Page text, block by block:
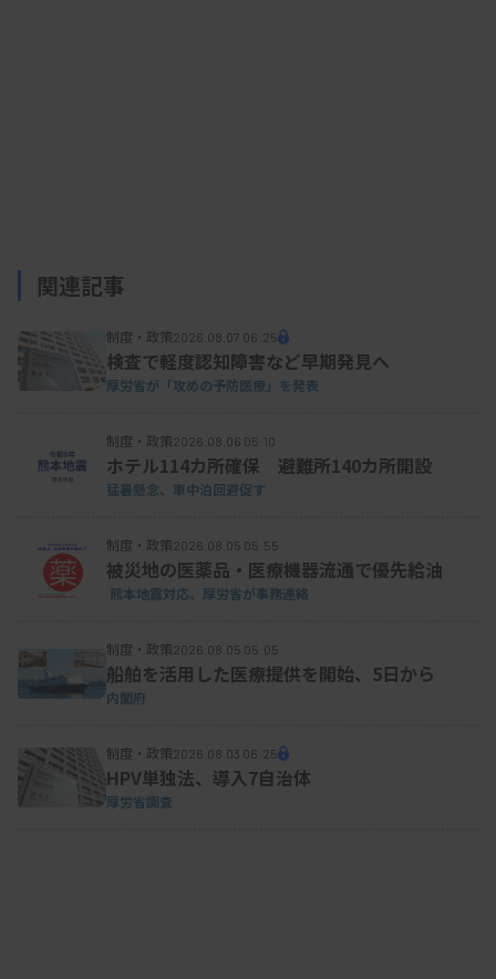
関連記事
制度・政策2026.08.07 06:25
検査で軽度認知障害など早期発見へ
厚労省が「攻めの予防医療」を発表
制度・政策2026.08.06 05:10
ホテル114カ所確保 避難所140カ所開設
猛暑懸念、車中泊回避促す
制度・政策2026.08.05 05:55
被災地の医薬品・医療機器流通で優先給油
熊本地震対応、厚労省が事務連絡
制度・政策2026.08.05 05:05
船舶を活用した医療提供を開始、5日から
内閣府
制度・政策2026.08.03 06:25
HPV単独法、導入7自治体
厚労省調査